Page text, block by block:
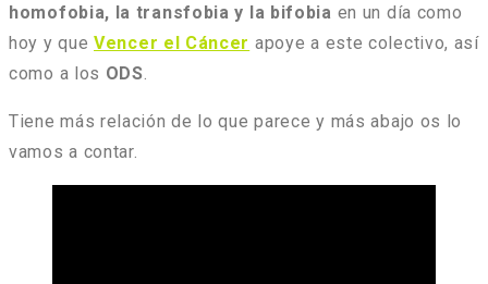
homofobia, la transfobia y la bifobia en un día como
hoy y que Vencer el Cáncer apoye a este colectivo, así
como a los ODS.
Tiene más relación de lo que parece y más abajo os lo
vamos a contar.